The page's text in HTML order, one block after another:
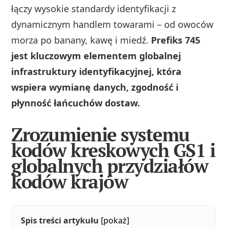
łączy wysokie standardy identyfikacji z
dynamicznym handlem towarami – od owoców
morza po banany, kawę i miedź. Prefiks 745
jest kluczowym elementem globalnej
infrastruktury identyfikacyjnej, która
wspiera wymianę danych, zgodność i
płynność łańcuchów dostaw.
Zrozumienie systemu
kodów kreskowych GS1 i
globalnych przydziałów
kodów krajów
Spis treści artykułu [pokaż]